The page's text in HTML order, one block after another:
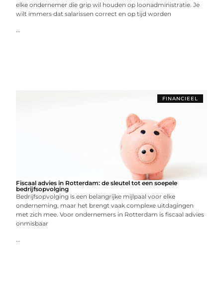
elke ondernemer die grip wil houden op loonadministratie. Je
wilt immers dat salarissen correct en op tijd worden
...
FINANCIEEL
Fiscaal advies in Rotterdam: de sleutel tot een soepele
bedrijfsopvolging
Bedrijfsopvolging is een belangrijke mijlpaal voor elke
onderneming, maar het brengt vaak complexe uitdagingen
met zich mee. Voor ondernemers in Rotterdam is fiscaal advies
onmisbaar
...